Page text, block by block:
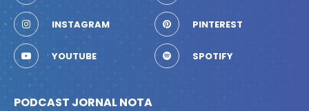
INSTAGRAM PINTEREST
YOUTUBE SPOTIFY
PODCAST JORNAL NOTA